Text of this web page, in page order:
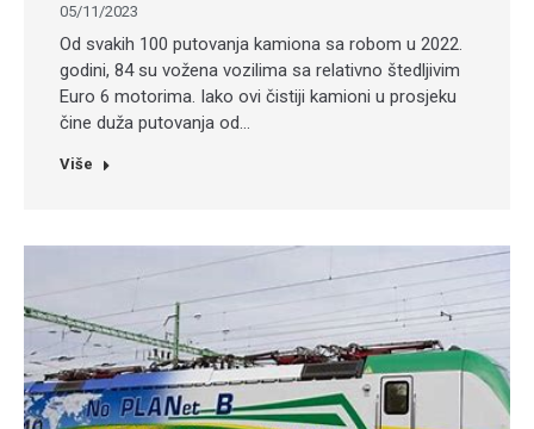
05/11/2023
Od svakih 100 putovanja kamiona sa robom u 2022.
godini, 84 su vožena vozilima sa relativno štedljivim
Euro 6 motorima. Iako ovi čistiji kamioni u prosjeku
čine duža putovanja od…
Više